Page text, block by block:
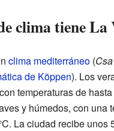
clima tiene La
clima mediterráneo (Csa
de Köppen). Los
temperaturas de
y húmedos, con una
La ciudad recibe unos